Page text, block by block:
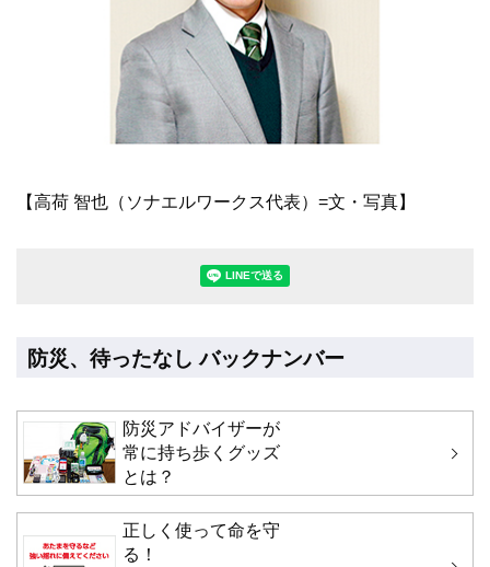
【高荷 智也（ソナエルワークス代表）=文・写真】
LINEで送る(別ウィンドウで開きま
防災、待ったなし バックナンバー
防災アドバイザーが
常に持ち歩くグッズ
とは？
正しく使って命を守
る！